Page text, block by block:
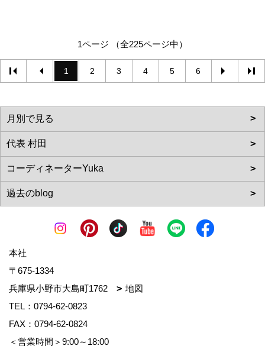
1ページ （全225ページ中）
1 2 3 4 5 6
本社
〒675-1334
兵庫県小野市大島町1762
地図
TEL： 0794-62-0823
FAX：0794-62-0824
＜営業時間＞9:00～18:00